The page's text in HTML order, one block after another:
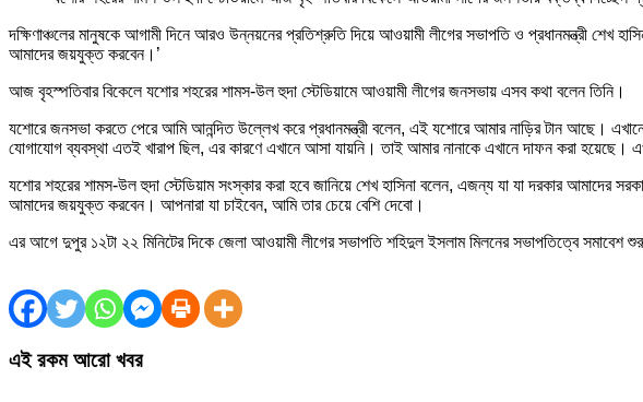
দক্ষিণাঞ্চলের মানুষকে আগামী দিনে আরও উন্নয়নের প্রতিশ্রুতি দিয়ে আওয়ামী লীগের সভাপতি ও প্রধানমন্ত্রী
আমাদের জয়যুক্ত করবেন।’
আজ বৃহস্পতিবার বিকেলে যশোর শহরের শামস-উল হুদা স্টেডিয়ামে আওয়ামী লীগের জনসভায় এসব কথা বলেন তিনি।
যশোরে জনসভা করতে পেরে আমি আনন্দিত উল্লেখ করে প্রধানমন্ত্রী বলেন, এই যশোরে আমার নাড়ির টান আছে।
যোগাযোগ ব্যবস্থা এতই খারাপ ছিল, এর কারণে এখানে আসা যায়নি। তাই আমার নানাকে এখানে দাফন করা হয়েছে।
যশোর শহরের শামস-উল হুদা স্টেডিয়াম সংস্কার করা হবে জানিয়ে শেখ হাসিনা বলেন, এজন্য যা যা দরকার আমাদের
আমাদের জয়যুক্ত করবেন। আপনারা যা চাইবেন, আমি তার চেয়ে বেশি দেবো।
এর আগে দুপুর ১২টা ২২ মিনিটের দিকে জেলা আওয়ামী লীগের সভাপতি শহিদুল ইসলাম মিলনের সভাপতিত্বে সমাবেশ
এই রকম আরো খবর